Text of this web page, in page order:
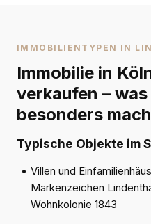
IMMOBILIENTYPEN IN
Immobilie in
verkaufen –
besonders
Typische Objekte im
• Villen und
Markenzeichen
Wohnkolonie 1843